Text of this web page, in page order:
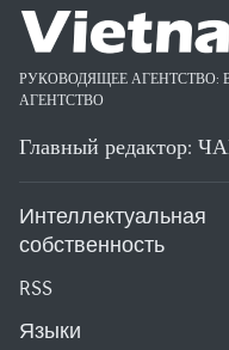
РУКОВОДЯЩЕЕ
АГЕНТСТВО
Главный редактор:
Интеллектуальная
собственность
RSS
Языки